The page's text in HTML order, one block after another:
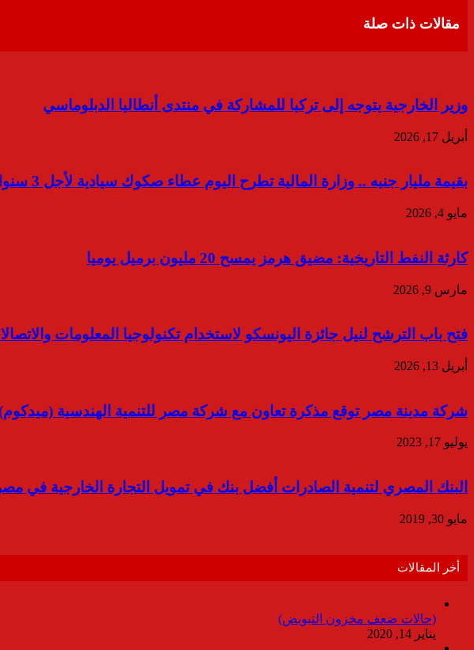
مقالات ذات صلة
وزير الخارجية يتوجه إلى تركيا للمشاركة في منتدى أنطاليا الدبلوماسي
أبريل 17, 2026
بقيمة مليار جنيه .. وزارة المالية تطرح اليوم عطاء صكوك سيادية لأجل 3 سنوات
مايو 4, 2026
كارثة النفط التاريخية: مضيق هرمز يمسح 20 مليون برميل يوميا
مارس 9, 2026
فتح باب الترشح لنيل جائزة اليونسكو لاستخدام تكنولوجيا المعلومات والاتصالات
أبريل 13, 2026
شركة مدينة مصر توقع مذكرة تعاون مع شركة مصر للتنمية الهندسية (ميدكوم)
يوليو 17, 2023
البنك المصري لتنمية الصادرات أفضل بنك في تمويل التجارة الخارجية في مصر
مايو 30, 2019
أخر المقالات
(حالات ضعف مخزون التبويض)
يناير 14, 2020